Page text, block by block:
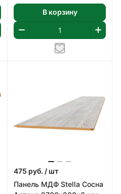
В корзину
475 руб. / шт
Панель МДФ Stella Сосна